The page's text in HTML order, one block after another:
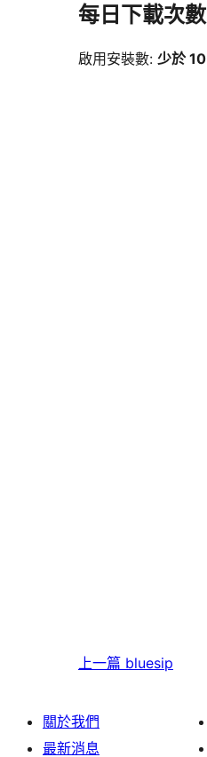
每日下載次數
啟用安裝數: 少於 10
上一篇 bluesip
關於我們
最新消息